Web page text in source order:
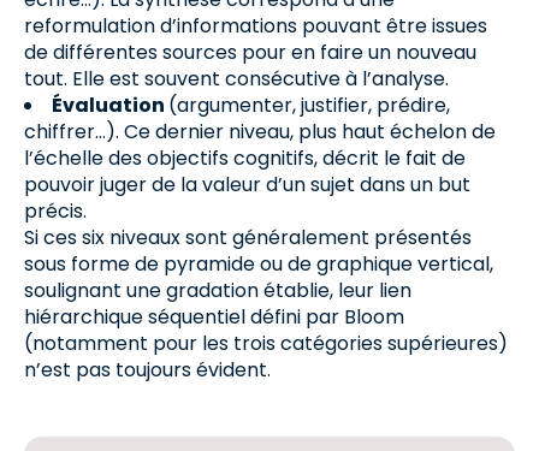
reformulation d’informations pouvant être issues
de différentes sources pour en faire un nouveau
tout. Elle est souvent consécutive à l’analyse.
Évaluation (argumenter, justifier, prédire,
chiffrer…). Ce dernier niveau, plus haut échelon de
l’échelle des objectifs cognitifs, décrit le fait de
pouvoir juger de la valeur d’un sujet dans un but
précis.
Si ces six niveaux sont généralement présentés
sous forme de pyramide ou de graphique vertical,
soulignant une gradation établie, leur lien
hiérarchique séquentiel défini par Bloom
(notamment pour les trois catégories supérieures)
n’est pas toujours évident.